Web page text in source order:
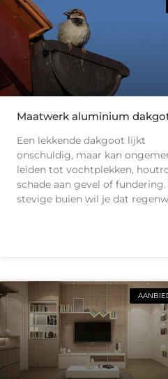
Maatwerk aluminium
Een lekkende dakgoot lijkt
onschuldig, maar kan
leiden tot vochtplekken,
schade aan gevel of
stevige buien wil je dat